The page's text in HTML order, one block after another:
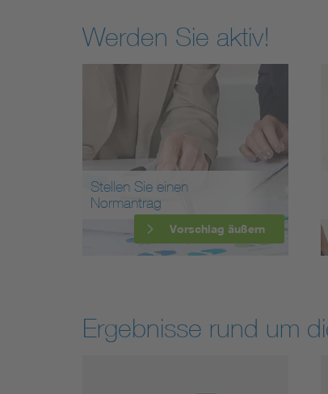
Werden Sie aktiv!
Stellen Sie einen
Normantrag
Vorschlag äußern
Ergebnisse rund um